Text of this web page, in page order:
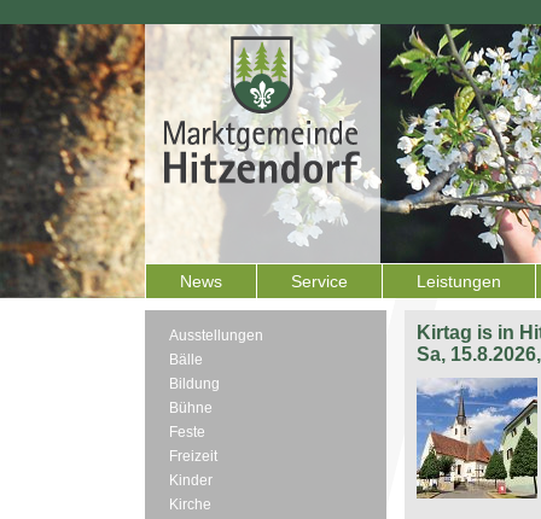
News Service Leistungen
Ausstellungen
Bälle
Bildung
Bühne
Feste
Freizeit
Kinder
Kirche
Kirtag is in
Sa,